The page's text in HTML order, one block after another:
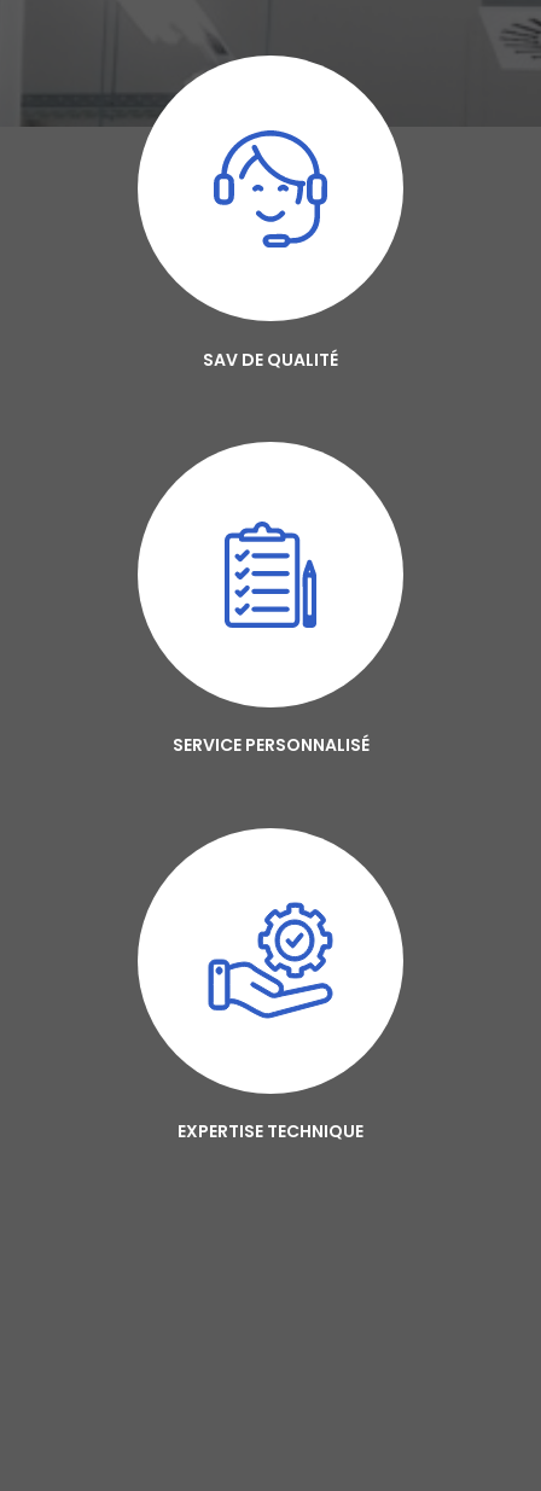
SAV DE QUALITÉ
SERVICE PERSONNALISÉ
EXPERTISE TECHNIQUE